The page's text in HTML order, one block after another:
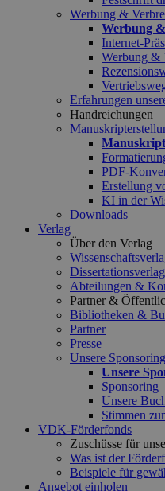
Werbung &
Werbung
Internet-
Werbung &
Erfahrungen
Handreichungen
PDF-
Erstellung
KI in der
Downloads
Verlag
Über den Verlag
Dissertationsverlag
Abteilungen &
Partner &
Bibliotheken &
Partner
Presse
Unsere
Unsere
Sponsoring
Unsere
Stimmen
VDK-Förderfonds
Zuschüsse für
Was ist der
Beispiele für
Angebot einholen